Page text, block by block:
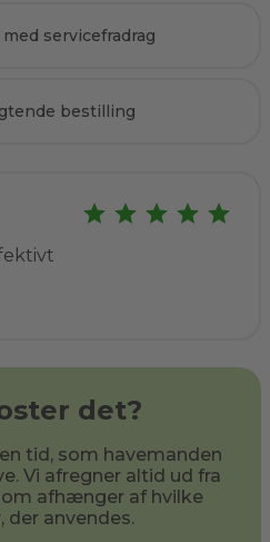
servicefradrag
bestilling
det?
tid, som havemanden
Vi afregner altid ud fra
afhænger af hvilke
der anvendes.